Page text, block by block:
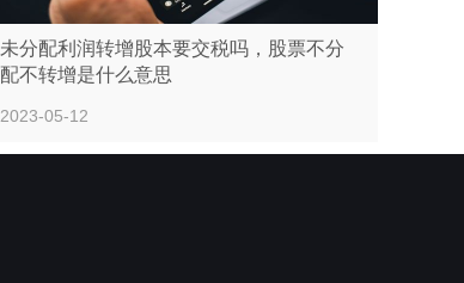
未分配利润转增股本要交税吗，股票不分
配不转增是什么意思
2023-05-12